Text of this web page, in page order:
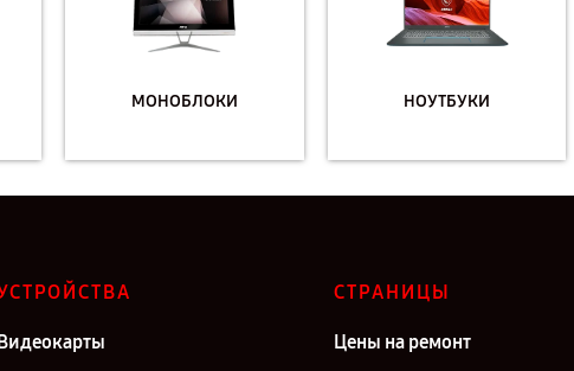
МОНОБЛОКИ НОУТБУКИ
Видеокарты
СТРАНИЦЫ
Цены на ремонт